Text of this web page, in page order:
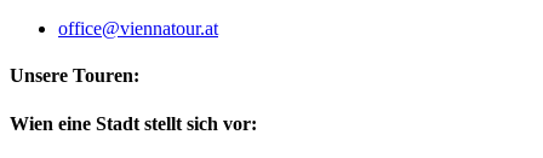
office@viennatour.at
Unsere Touren:
Wien eine Stadt stellt sich vor: